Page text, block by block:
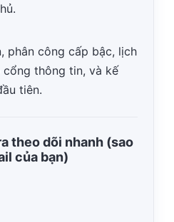
phân công cấp bậc, lịch
thông tin, và kế
tiên.
theo dõi nhanh (sao
của bạn)